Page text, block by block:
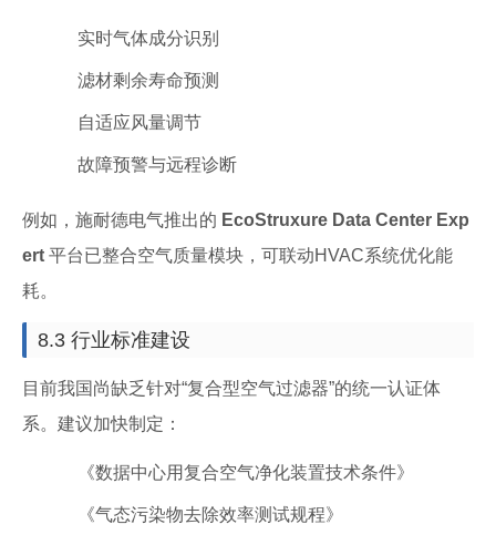
实时气体成分识别
滤材剩余寿命预测
自适应风量调节
故障预警与远程诊断
例如，施耐德电气推出的 EcoStruxure Data Center Exp
ert 平台已整合空气质量模块，可联动HVAC系统优化能
耗。
8.3 行业标准建设
目前我国尚缺乏针对“复合型空气过滤器”的统一认证体
系。建议加快制定：
《数据中心用复合空气净化装置技术条件》
《气态污染物去除效率测试规程》